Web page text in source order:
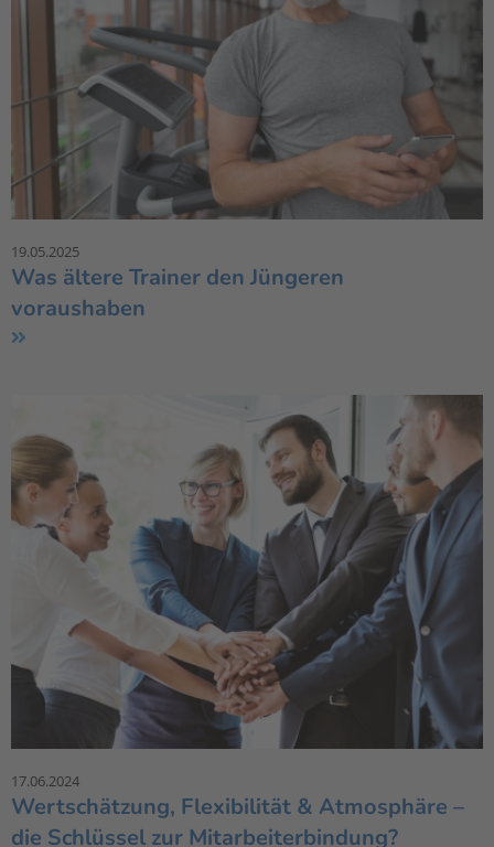
19.05.2025
Was ältere Trainer den Jüngeren
voraushaben
17.06.2024
Wertschätzung, Flexibilität & Atmosphäre –
die Schlüssel zur Mitarbeiterbindung?